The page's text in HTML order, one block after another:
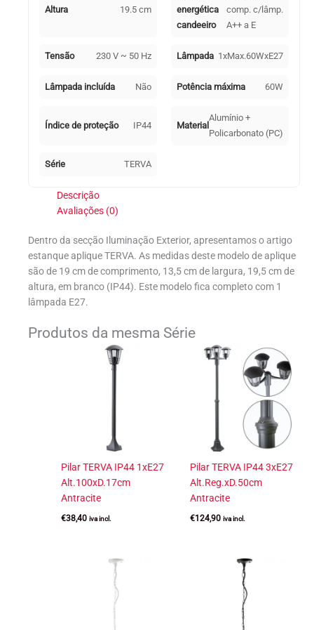
Altura 19.5 cm
energética
candeeiro
comp. c/lâmp.
A++ a E
Tensão 230 V ~ 50 Hz Lâmpada 1xMax.60WxE27
Lâmpada incluída Não Potência máxima 60W
Índice de proteção IP44 Material
Alumínio +
Policarbonato (PC)
Série TERVA
Descrição
Avaliações (0)
Dentro da secção Iluminação Exterior, apresentamos o artigo
estanque aplique TERVA. As medidas deste modelo de aplique
são de 19 cm de comprimento, 13,5 cm de largura, 19,5 cm de
altura, em branco (IP44). Este modelo fica completo com 1
lâmpada E27.
Produtos da mesma Série
Pilar TERVA IP44 1xE27
Alt.100xD.17cm
Antracite
€38,40 iva incl.
Pilar TERVA IP44 3xE27
Alt.Reg.xD.50cm
Antracite
€124,90 iva incl.